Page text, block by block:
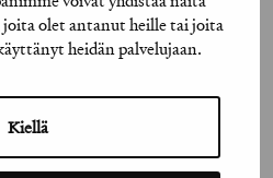
olet antanut heille tai joita
heidän palvelujaan.
Kiellä